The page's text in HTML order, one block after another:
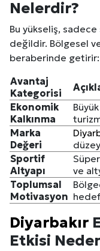
Nelerdir?
Bu yükseliş,
değildir. Bölgesel
beraberinde getirir:
Avantaj
Kategorisi
Ekonomik
Kalkınma
Marka
Değeri
Sportif
Altyapı
ve
Toplumsal
Motivasyon
Diyarbakır
Etkisi